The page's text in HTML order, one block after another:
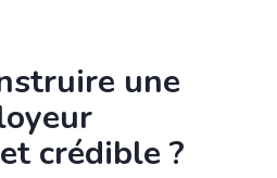
une
crédible ?